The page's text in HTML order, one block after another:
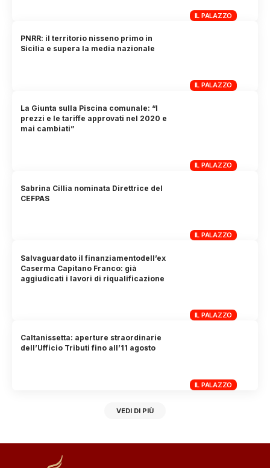
IL PALAZZO
IL PALAZZO
PNRR: il territorio nisseno primo in
Sicilia e supera la media nazionale
IL PALAZZO
La Giunta sulla Piscina comunale: “I
prezzi e le tariffe approvati nel 2020 e
mai cambiati”
IL PALAZZO
Sabrina Cillia nominata Direttrice del
CEFPAS
IL PALAZZO
Salvaguardato il finanziamentodell’ex
Caserma Capitano Franco: già
aggiudicati i lavori di riqualificazione
IL PALAZZO
Caltanissetta: aperture straordinarie
dell’Ufficio Tributi fino all’11 agosto
VEDI DI PIÙ